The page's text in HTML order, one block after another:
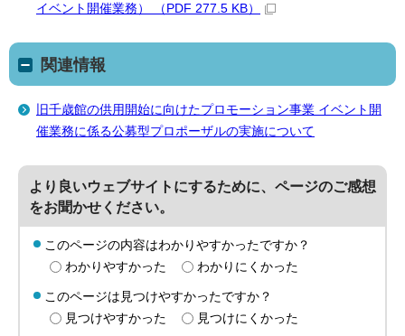
イベント開催業務） （PDF 277.5 KB）
関連情報
旧千歳館の供用開始に向けたプロモーション事業 イベント開
催業務に係る公募型プロポーザルの実施について
より良いウェブサイトにするために、ページのご感想
をお聞かせください。
このページの内容はわかりやすかったですか？
わかりやすかった
わかりにくかった
このページは見つけやすかったですか？
見つけやすかった
見つけにくかった